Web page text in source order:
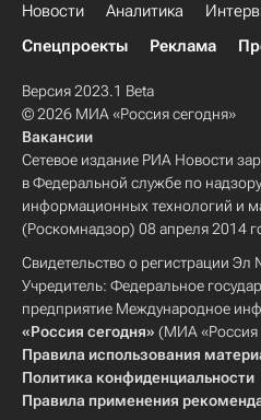
Новости Аналитика
Спецпроекты
Реклама
Версия 2023.1 Beta
© 2026 МИА «Россия сегодня»
Вакансии
Сетевое издание РИА Новости
в Федеральной службе по
информационных технологий и
(Роскомнадзор) 08 апреля 2014
Свидетельство о регистрации
Учредитель: Федеральное
предприятие Международное
«Россия сегодня» (МИА «Россия
Правила использования
Политика конфиденциальности
Правила применения